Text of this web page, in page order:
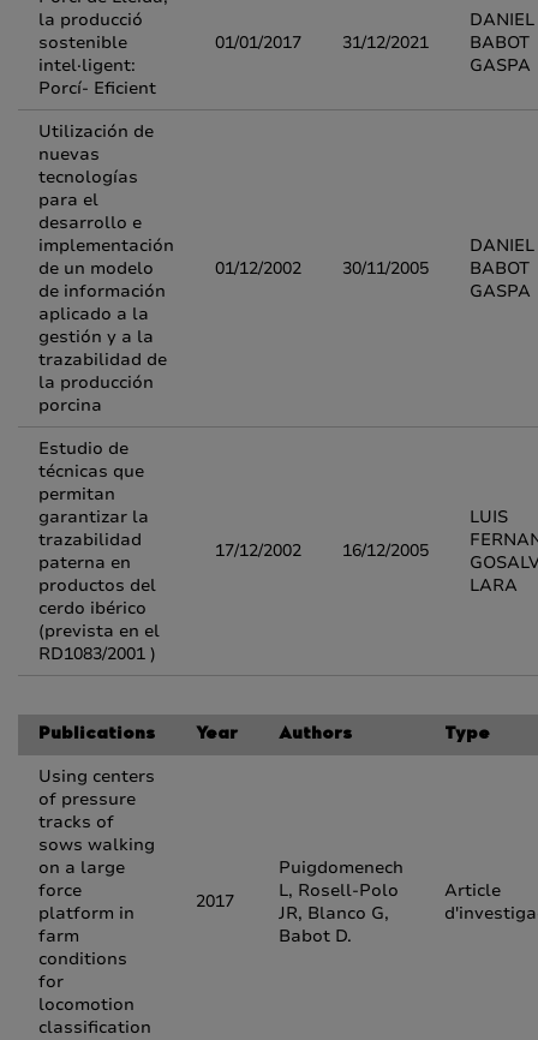
la producció
sostenible
intel·ligent:
Porcí- Eficient
01/01/2017 31/12/2021
DANIEL
BABOT
GASPA
Utilización de
nuevas
tecnologías
para el
desarrollo e
implementación
de un modelo
de información
aplicado a la
gestión y a la
trazabilidad de
la producción
porcina
01/12/2002 30/11/2005
DANIEL
BABOT
GASPA
Estudio de
técnicas que
permitan
garantizar la
trazabilidad
paterna en
productos del
cerdo ibérico
(prevista en el
RD1083/2001 )
17/12/2002 16/12/2005
LUIS
LARA
Publications Year Authors Type
Using centers
of pressure
tracks of
sows walking
on a large
force
platform in
farm
conditions
for
locomotion
classification
2017
Puigdomenech
L, Rosell-Polo
JR, Blanco G,
Babot D.
Article